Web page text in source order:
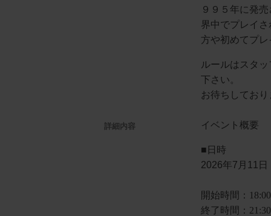
詳細内容
９９５年に発
界中でプレイ
方や初めてプ
ルールはスタ
下さい。
お待ちしてお
イベント概要
■日時
2026年7月11
開始時間：18:00
終了時間：